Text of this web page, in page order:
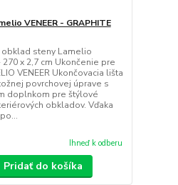
VENEER - GRAPHITE
steny Lamelio
270 x 2,7 cm Ukončenie pre
VENEER Ukončovacia lišta
povrchovej úprave s
doplnkom pre štýlové
obkladov. Vďaka
Ihneď k odberu
Pridať do košíka